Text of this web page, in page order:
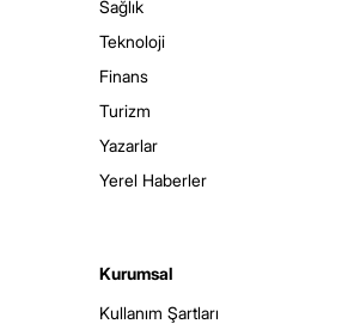
Sağlık
Teknoloji
Finans
Turizm
Yazarlar
Yerel Haberler
Kurumsal
Kullanım Şartları